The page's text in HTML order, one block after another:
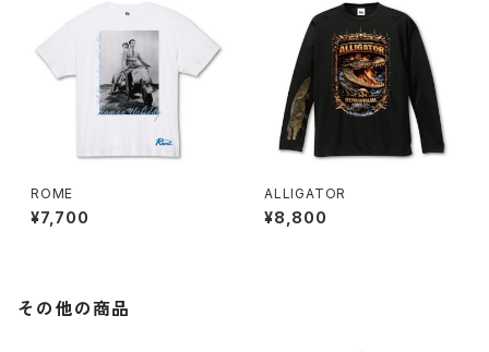
ROME
¥7,700
ALLIGATOR
¥8,800
その他の商品